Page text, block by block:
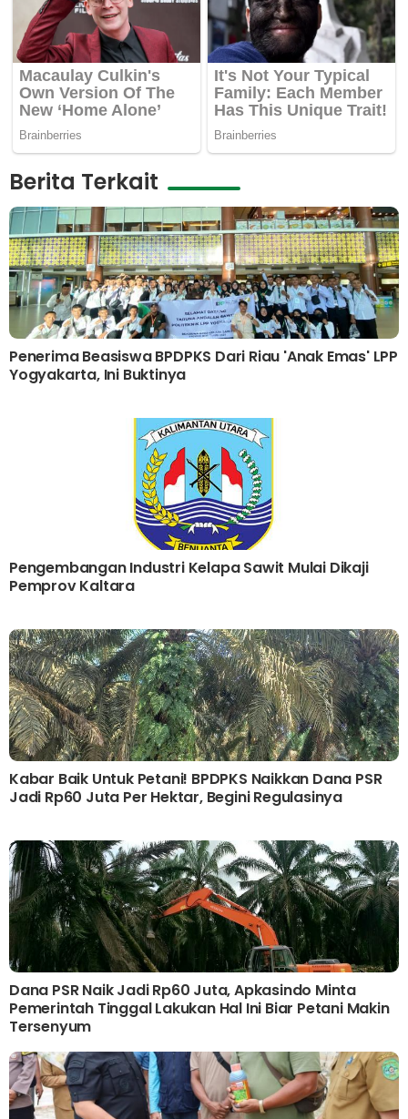
Berita Terkait
Penerima Beasiswa BPDPKS Dari Riau 'Anak Emas' LPP
Yogyakarta, Ini Buktinya
Pengembangan Industri Kelapa Sawit Mulai Dikaji
Pemprov Kaltara
Kabar Baik Untuk Petani! BPDPKS Naikkan Dana PSR
Jadi Rp60 Juta Per Hektar, Begini Regulasinya
Dana PSR Naik Jadi Rp60 Juta, Apkasindo Minta
Pemerintah Tinggal Lakukan Hal Ini Biar Petani Makin
Tersenyum